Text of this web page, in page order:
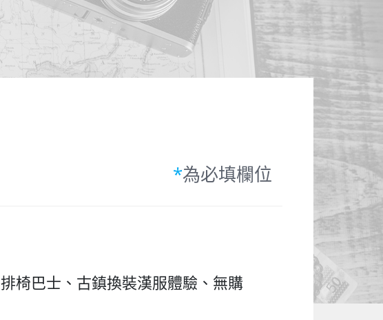
*為必填欄位
椅巴士、古鎮換裝漢服體驗、無購